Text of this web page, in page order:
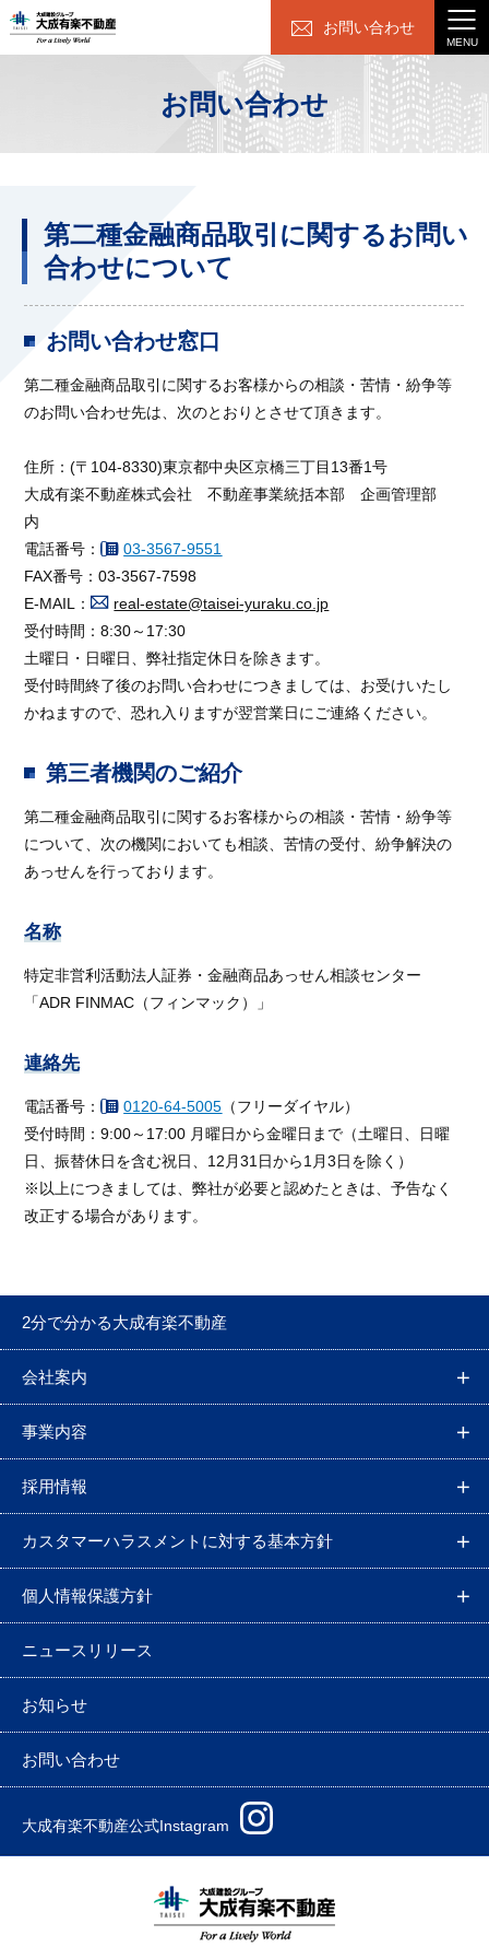
お問い合わせ
MENU
お問い合わせ
第二種金融商品取引に関するお問い
合わせについて
お問い合わせ窓口
第二種金融商品取引に関するお客様からの相談・苦情・紛争等
のお問い合わせ先は、次のとおりとさせて頂きます。
住所：(〒104-8330)東京都中央区京橋三丁目13番1号
大成有楽不動産株式会社 不動産事業統括本部 企画管理部
内
電話番号：
03-3567-9551
FAX番号：03-3567-7598
E-MAIL：
real-estate@taisei-yuraku.co.jp
受付時間：8:30～17:30
土曜日・日曜日、弊社指定休日を除きます。
受付時間終了後のお問い合わせにつきましては、お受けいたし
かねますので、恐れ入りますが翌営業日にご連絡ください。
第三者機関のご紹介
第二種金融商品取引に関するお客様からの相談・苦情・紛争等
について、次の機関においても相談、苦情の受付、紛争解決の
あっせんを行っております。
名称
特定非営利活動法人証券・金融商品あっせん相談センター
「ADR FINMAC（フィンマック）」
連絡先
電話番号： 0120-64-5005 （フリーダイヤル）
受付時間：9:00～17:00 月曜日から金曜日まで（土曜日、日曜
日、振替休日を含む祝日、12月31日から1月3日を除く）
※以上につきましては、弊社が必要と認めたときは、予告なく
改正する場合があります。
2分で分かる大成有楽不動産
会社案内
事業内容
採用情報
カスタマーハラスメントに対する基本方針
個人情報保護方針
ニュースリリース
お知らせ
お問い合わせ
大成有楽不動産公式Instagram